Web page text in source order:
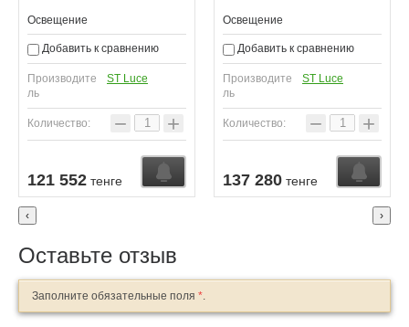
Освещение
Добавить к сравнению
Производите
ль
ST Luce
Количество: − +
121 552 тенге
Освещение
Добавить к сравнению
Производите
ль
ST Luce
Количество: − +
137 280 тенге
‹ ›
Оставьте отзыв
Заполните обязательные поля *